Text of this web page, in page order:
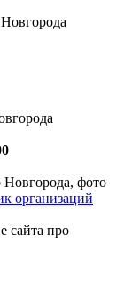
организаций
сайта про